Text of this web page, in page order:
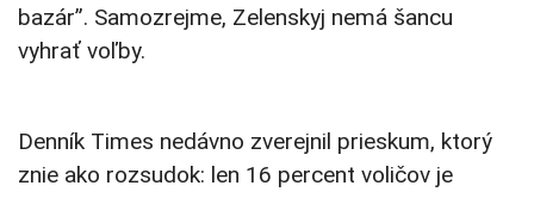
bazár”. Samozrejme, Zelenskyj nemá šancu
vyhrať voľby.
Denník Times nedávno zverejnil prieskum, ktorý
znie ako rozsudok: len 16 percent voličov je